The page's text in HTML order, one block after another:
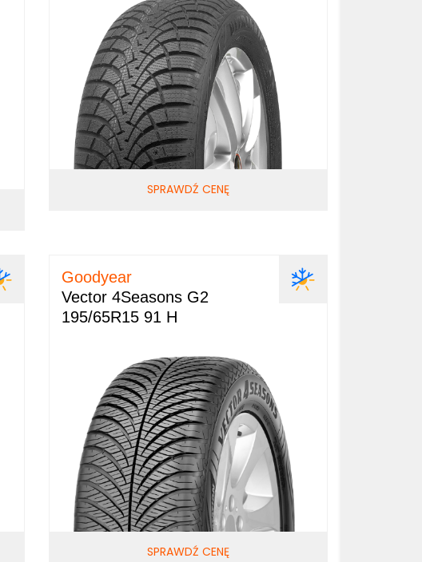
SPRAWDŹ CENĘ
Goodyear
Vector 4Seasons G2
195/65R15 91 H
SPRAWDŹ CENĘ